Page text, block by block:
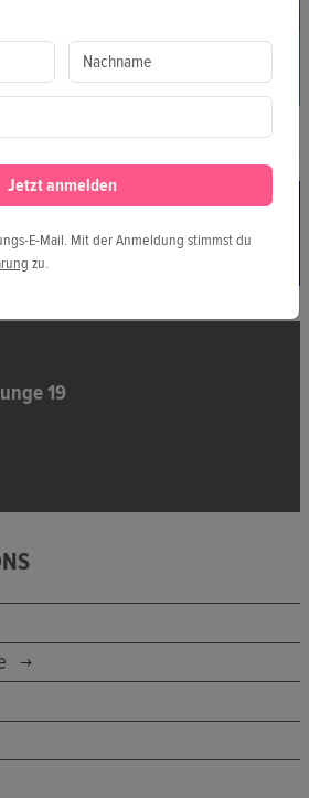
einem Festival zu crowdsurfen? Ein
tauchen wir in echte Geschichten
ein – darüber, was es bedeutet,
Recording
19
Jetzt anmelden
E-Mail. Mit der Anmeldung stimmst du
zu.